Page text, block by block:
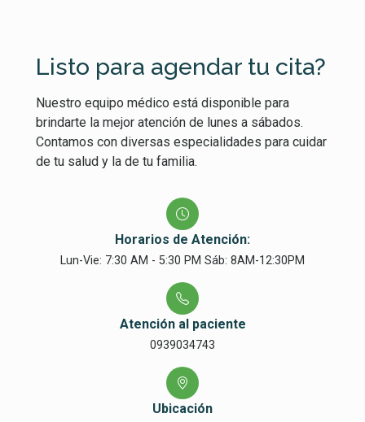
Listo para agendar tu cita?
Nuestro equipo médico está disponible para
brindarte la mejor atención de lunes a sábados.
Contamos con diversas especialidades para cuidar
de tu salud y la de tu familia.
Horarios de Atención:
Lun-Vie: 7:30 AM - 5:30 PM Sáb: 8AM-12:30PM
Atención al paciente
0939034743
Ubicación